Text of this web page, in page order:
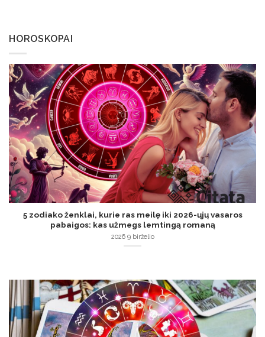
HOROSKOPAI
5 zodiako ženklai, kurie ras meilę iki 2026-ųjų vasaros
pabaigos: kas užmegs lemtingą romaną
2026 9 birželio